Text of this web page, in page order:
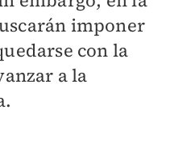
imponer
con la
a la